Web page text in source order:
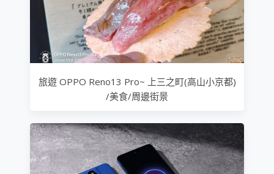
旅遊 OPPO Reno13 Pro~ 上三之町(高山小京都)
/美食/周邊街景